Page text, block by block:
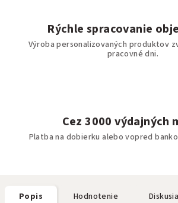
Rýchle spracovanie
Výroba personalizovaných produktov
pracovné dni.
Cez 3000 výdajných
Platba na dobierku alebo vopred
Popis Hodnotenie Diskusia